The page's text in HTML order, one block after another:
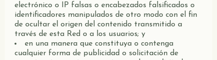
electrónico o IP falsas o encabezados falsificados o
identificadores manipulados de otro modo con el fin
de ocultar el origen del contenido transmitido a
través de esta Red o a los usuarios; y
en una manera que constituya o contenga
cualquier forma de publicidad o solicitación de